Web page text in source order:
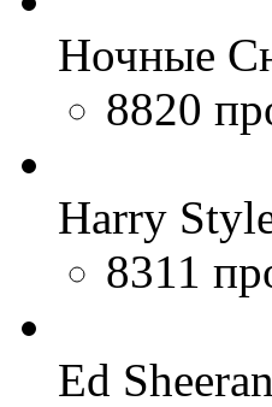
Ночные
8820
Harry
8311
Ed Sheeran